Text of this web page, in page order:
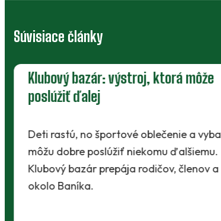
Súvisiace články
Klubový bazár: výstroj, ktorá môže
poslúžiť ďalej
Deti rastú, no športové oblečenie a
môžu dobre poslúžiť niekomu ďalšiemu.
Klubový bazár prepája rodičov, členov
okolo Baníka.